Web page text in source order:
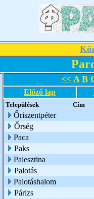
<< A B
Előző lap
Települések Cím
Őriszentpéter
Őrség
Paca
Paks
Palesztina
Palotás
Palotáshalom
Párizs